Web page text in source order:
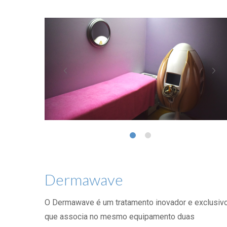
Dermawave
O Dermawave é um tratamento inovador e
que associa no mesmo equipamento duas